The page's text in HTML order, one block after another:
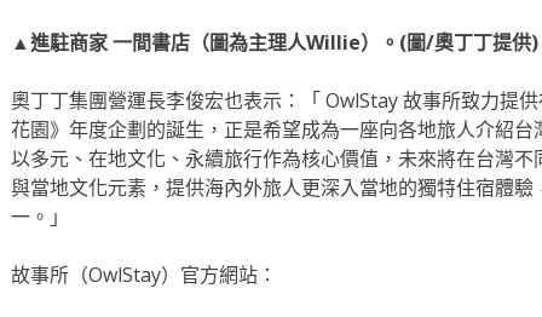
▲進駐商家 一間書店（圖為主理人Willie）。(圖/奧丁丁提供)
奧丁丁集團營運長李俊宏也表示：「 OwlStay 故事所致力提
花園》年度企劃的誕生，正是希望成為一座向各地旅人介紹
以多元、在地文化、永續旅行作為核心價值，未來將在台灣
與當地文化元素，提供海內外旅人更深入當地的獨特住宿體
一。」
故事所（OwlStay）官方網站：